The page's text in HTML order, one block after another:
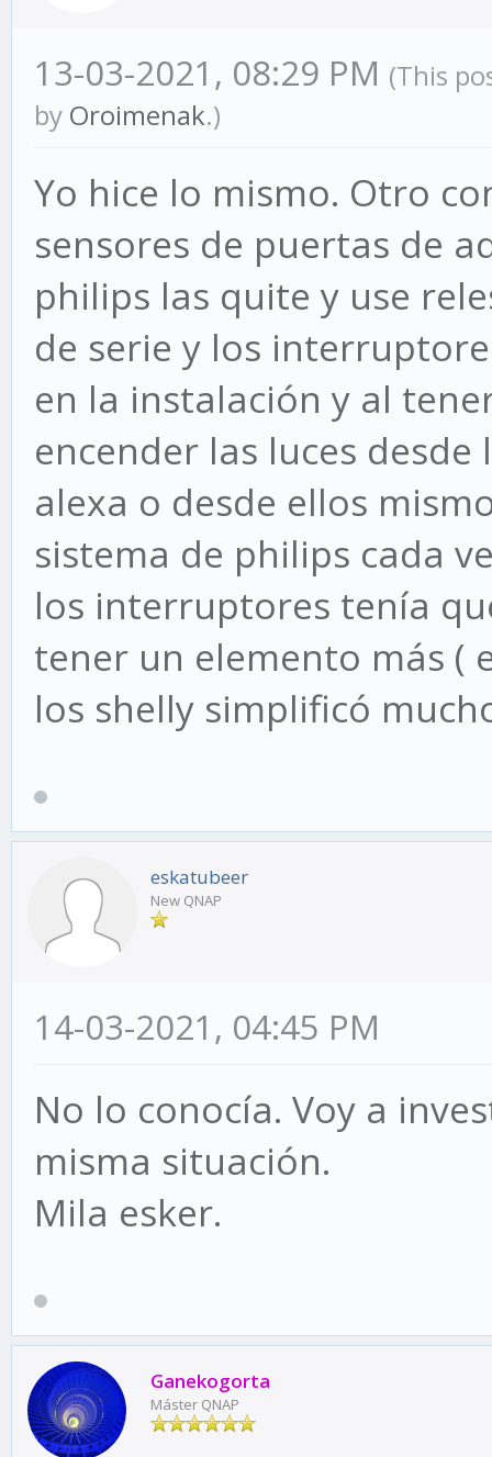
13-03-2021, 08:29 PM (This
by Oroimenak.)
Yo hice lo mismo. Otro
sensores de puertas de
philips las quite y use
de serie y los
en la instalación y al
encender las luces
alexa o desde ellos
sistema de philips cada
los interruptores tenía
tener un elemento más (
los shelly simplificó
eskatubeer
New QNAP
14-03-2021, 04:45 PM
No lo conocía. Voy a
misma situación.
Mila esker.
Ganekogorta
Máster QNAP